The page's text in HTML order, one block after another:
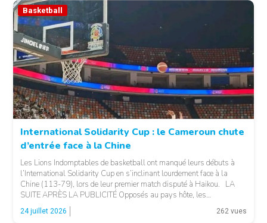
© 237lions.com
© 237lions.com
Basketball
International Solidarity Cup : le Cameroun chute
d’entrée face à la Chine
Les Lions Indomptables de basketball ont manqué leurs débuts à
l’International Solidarity Cup en s’inclinant lourdement face à la
Chine (113-79), lors de leur premier match disputé à Haikou. LA
SUITE APRÈS LA PUBLICITÉ Opposés au pays hôte, les
Camerounais ont rapidement été mis en difficulté par l’adresse
offensive et l’intensité des Chinois, qui […]
24 juillet 2026 262 vues